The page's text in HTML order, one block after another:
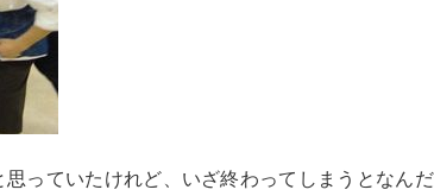
っていたけれど、いざ終わってしまうとなん